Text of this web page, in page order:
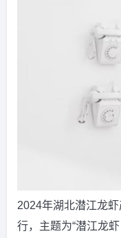
2024年湖北潜江龙
行，主题为“潜江龙